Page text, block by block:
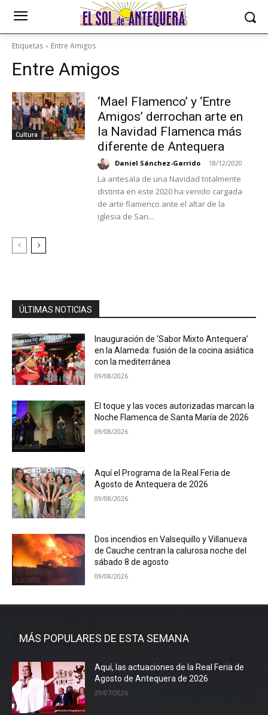
Etiquetas Entre Amigos
Entre Amigos
Cultura
‘Mael Flamenco’ y ‘Entre
Amigos’ derrochan arte en
la Navidad Flamenca más
diferente de Antequera
Daniel Sánchez-Garrido - 18/12/2020
La antesala de una Navidad totalmente
distinta en este 2020 ha venido cargada
de arte flamenco ante el altar de la
iglesia de San...
ÚLTIMAS NOTICIAS
Inauguración de ‘Sabor Mixto Antequera’
en la Alameda: fusión de la cocina asiática
con la mediterránea
09/08/2026
El toque y las voces autorizadas marcan la
Noche Flamenca de Santa María de 2026
09/08/2026
Aquí el Programa de la Real Feria de
Agosto de Antequera de 2026
09/08/2026
Dos incendios en Valsequillo y Villanueva
de Cauche centran la calurosa noche del
sábado 8 de agosto
09/08/2026
MÁS POPULARES DE ESTA SEMANA
Aquí, las actuaciones de la Real Feria de
Agosto de Antequera de 2026
29/07/2026